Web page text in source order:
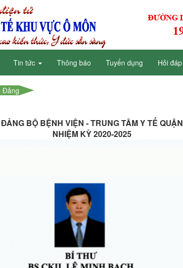
Tin tức Thông báo Tuyển dụng Hỏi đáp
Đảng
ĐẢNG BỘ BỆNH VIỆN - TRUNG TÂM Y TẾ QUẬN
NHIỆM KỲ 2020-2025